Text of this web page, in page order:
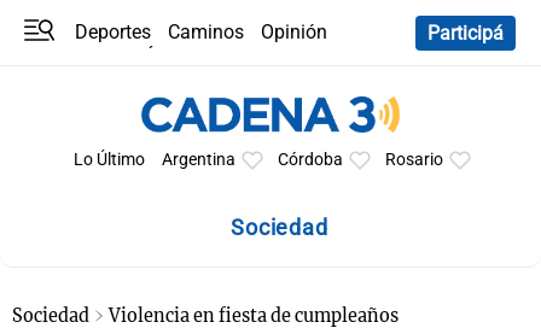
Deportes Caminos
Opinión
Participá
Lo Último Argentina Córdoba Rosario
Sociedad
Sociedad Violencia en fiesta de cumpleaños